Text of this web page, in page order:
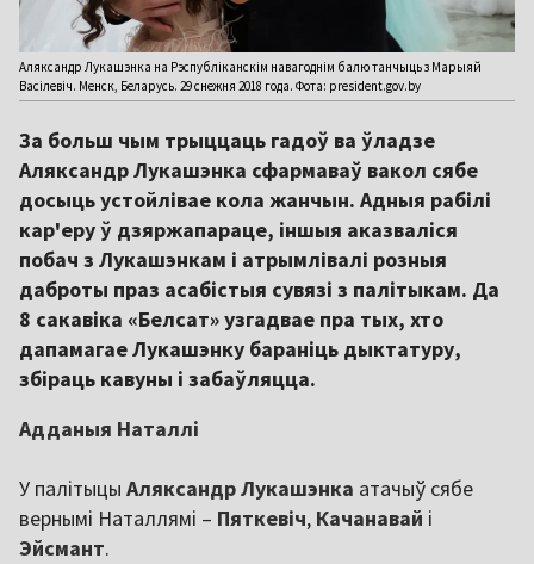
Аляксандр Лукашэнка на Рэспубліканскім навагоднім балю танчыць з Марыяй
Васілевіч. Менск, Беларусь. 29 снежня 2018 года. Фота: president.gov.by
За больш чым трыццаць гадоў ва ўладзе
Аляксандр Лукашэнка сфармаваў вакол сябе
досыць устойлівае кола жанчын. Адныя рабілі
кар'еру ў дзяржапараце, іншыя аказваліся
побач з Лукашэнкам і атрымлівалі розныя
даброты праз асабістыя сувязі з палітыкам. Да
8 сакавіка «Белсат» узгадвае пра тых, хто
дапамагае Лукашэнку бараніць дыктатуру,
збіраць кавуны і забаўляцца.
Адданыя Наталлі
У палітыцы Аляксандр Лукашэнка атачыў сябе
вернымі Наталлямі – Пяткевіч, Качанавай і
Эйсмант.